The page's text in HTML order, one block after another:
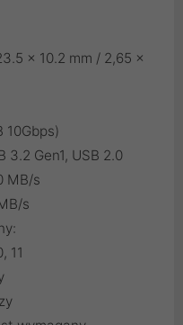
x 10.2 mm / 2,65 x
10Gbps)
Gen1, USB 2.0
MB/s
s
11